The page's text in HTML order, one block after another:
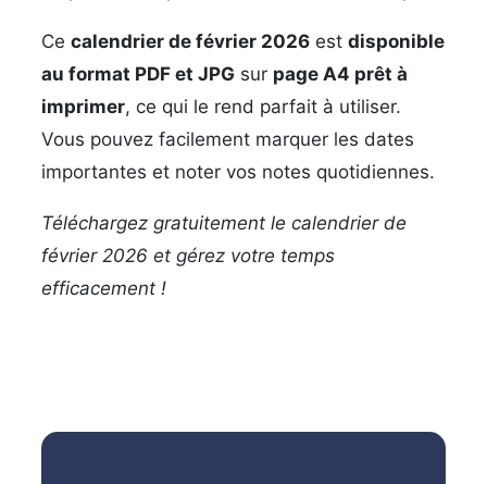
Cecalendrier de février 2026 estdisponible
au format PDF et JPG sur page A4 prêt à
imprimer, ce qui le rend parfait à utiliser.
Vous pouvez facilement marquer les dates
importantes et noter vos notes quotidiennes.
Téléchargez gratuitement le calendrier de
février 2026 et gérez votre temps
efficacement !